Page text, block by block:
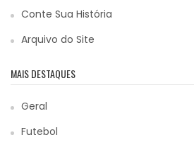
Conte Sua História
Arquivo do Site
MAIS DESTAQUES
Geral
Futebol